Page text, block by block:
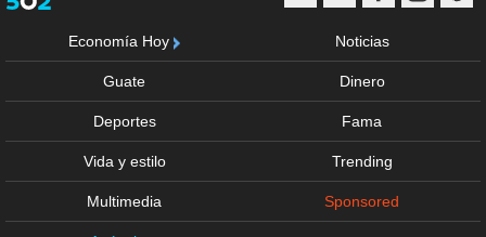
Economía Hoy Noticias
Guate Dinero
Deportes Fama
Vida y estilo Trending
Multimedia Sponsored